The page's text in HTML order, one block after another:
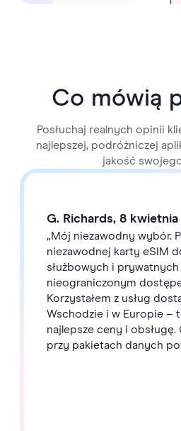
Co mówią
Posłuchaj realnych opinii
najlepszej, podróżniczej
jakość
G. Richards, 8 kwietnia
„Mój niezawodny wybór.
niezawodnej karty eSIM
służbowych i prywatnych
nieograniczonym
Korzystałem z usług
Wschodzie i w Europie –
najlepsze ceny i
przy pakietach danych